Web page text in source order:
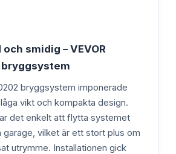
smidig – VEVOR
bryggsystem imponerade
vikt och kompakta design.
det enkelt att flytta systemet
garage, vilket är ett stort plus om
utrymme. Installationen gick